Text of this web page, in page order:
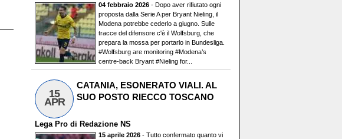
04 febbraio 2026 - Dopo aver rifiutato ogni
proposta dalla Serie A per Bryant Nieling, il
Modena potrebbe cederlo a giugno. Sulle
tracce del difensore c'è il Wolfsburg, che
prepara la mossa per portarlo in Bundesliga.
#Wolfsburg are monitoring #Modena’s
centre-back Bryant #Nieling for...
15
APR
CATANIA, ESONERATO VIALI. AL
SUO POSTO RIECCO TOSCANO
Lega Pro di Redazione NS
15 aprile 2026 - Tutto confermato quanto vi